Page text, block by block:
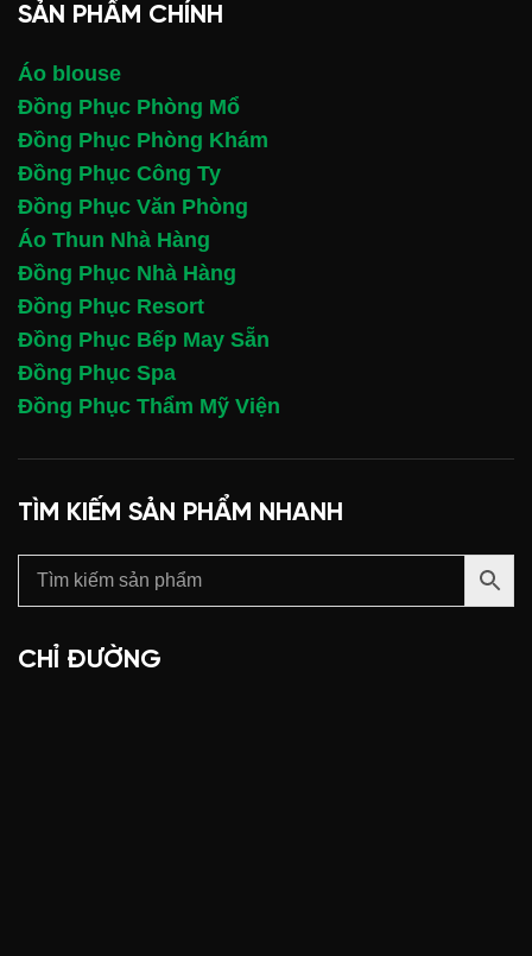
SẢN PHẨM CHÍNH
Áo blouse
Đồng Phục Phòng Mổ
Đồng Phục Phòng Khám
Đồng Phục Công Ty
Đồng Phục Văn Phòng
Áo Thun Nhà Hàng
Đồng Phục Nhà Hàng
Đồng Phục Resort
Đồng Phục Bếp May Sẵn
Đồng Phục Spa
Đồng Phục Thẩm Mỹ Viện
TÌM KIẾM SẢN PHẨM NHANH
CHỈ ĐƯỜNG